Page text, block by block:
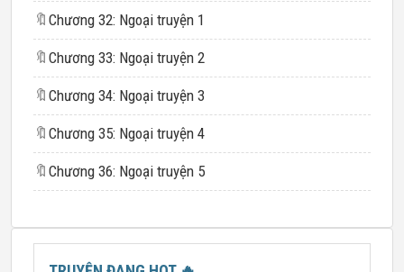
🔖 Chương 32: Ngoại truyện 1
🔖 Chương 33: Ngoại truyện 2
🔖 Chương 34: Ngoại truyện 3
🔖 Chương 35: Ngoại truyện 4
🔖 Chương 36: Ngoại truyện 5